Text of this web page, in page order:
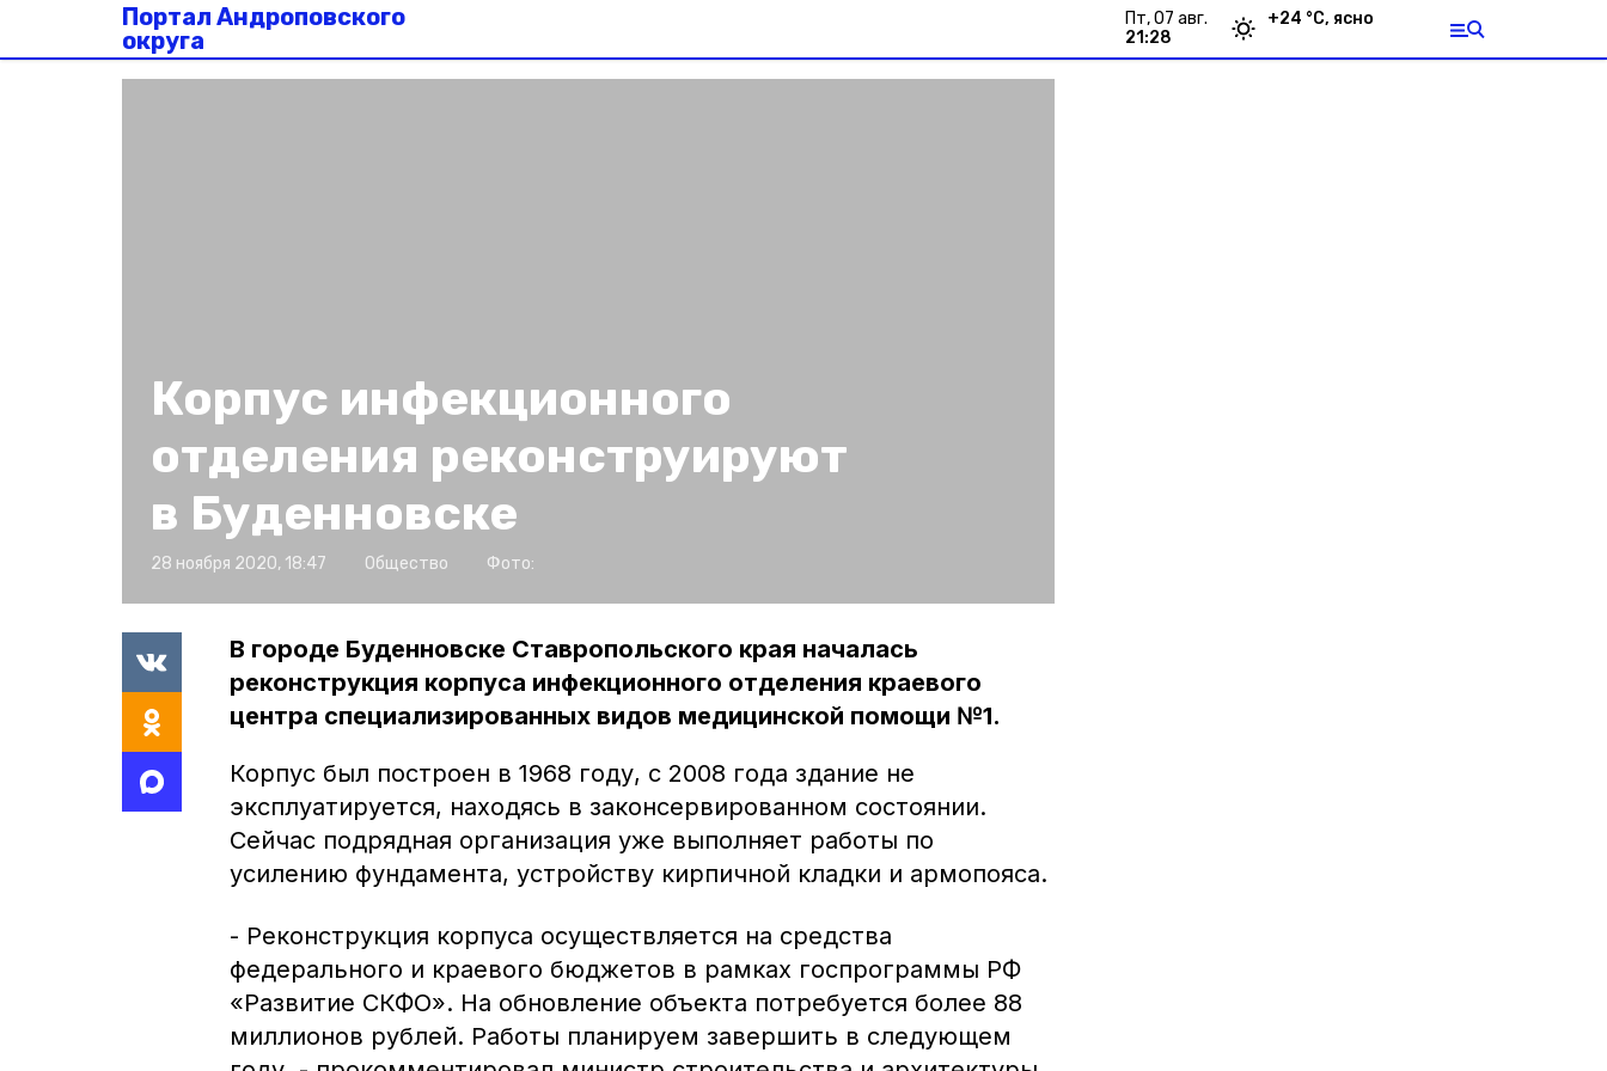
Портал Андроповского
округа
пт, 07 авг.
21:28
+24 °С, ясно
Корпус инфекционного
отделения реконструируют
в Буденновске
28 ноября 2020, 18:47 Общество Фото:
В городе Буденновске Ставропольского края началась
реконструкция корпуса инфекционного отделения краевого
центра специализированных видов медицинской помощи №1.
Корпус был построен в 1968 году, с 2008 года здание не
эксплуатируется, находясь в законсервированном состоянии.
Сейчас подрядная организация уже выполняет работы по
усилению фундамента, устройству кирпичной кладки и армопояса.
- Реконструкция корпуса осуществляется на средства
федерального и краевого бюджетов в рамках госпрограммы РФ
«Развитие СКФО». На обновление объекта потребуется более 88
миллионов рублей. Работы планируем завершить в следующем